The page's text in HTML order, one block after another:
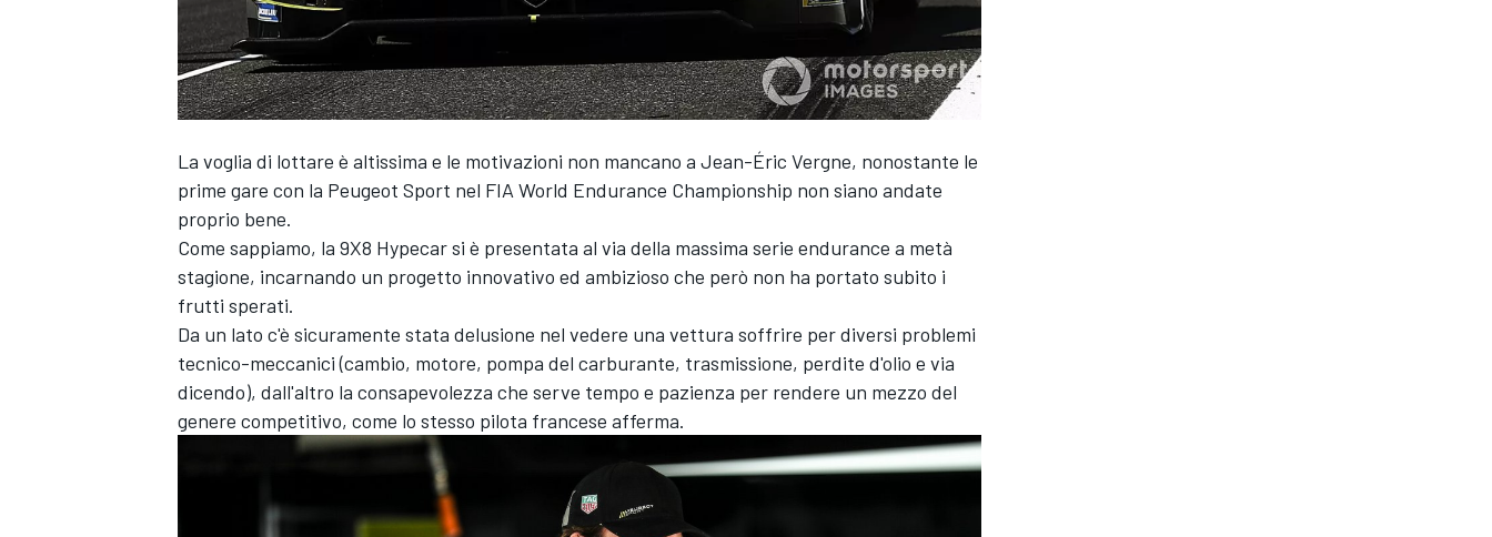
MONOPOSTO
La voglia di lottare è altissima e le motivazioni non mancano a Jean-Éric Vergne, nonostante le
prime gare con la Peugeot Sport nel FIA World Endurance Championship non siano andate
proprio bene.
Come sappiamo, la 9X8 Hypecar si è presentata al via della massima serie endurance a metà
stagione, incarnando un progetto innovativo ed ambizioso che però non ha portato subito i
frutti sperati.
Da un lato c'è sicuramente stata delusione nel vedere una vettura soffrire per diversi problemi
tecnico-meccanici (cambio, motore, pompa del carburante, trasmissione, perdite d'olio e via
dicendo), dall'altro la consapevolezza che serve tempo e pazienza per rendere un mezzo del
genere competitivo, come lo stesso pilota francese afferma.